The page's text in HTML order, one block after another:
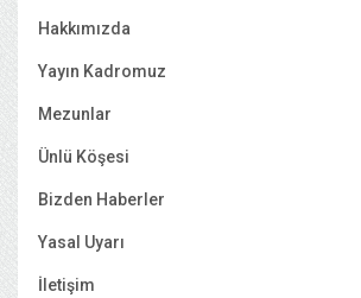
Hakkımızda
Yayın Kadromuz
Mezunlar
Ünlü Köşesi
Bizden Haberler
Yasal Uyarı
İletişim